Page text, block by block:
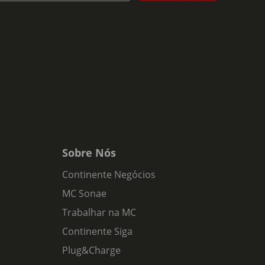
Sobre Nós
Continente Negócios
MC Sonae
Trabalhar na MC
Continente Siga
Plug&Charge